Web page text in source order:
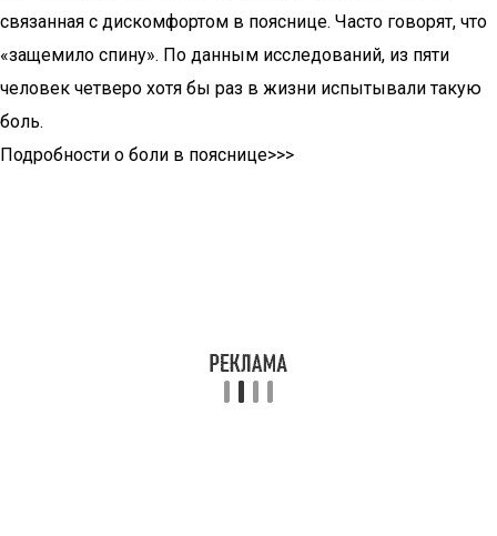
связанная с дискомфортом в пояснице. Часто говорят, что
«защемило спину». По данным исследований, из пяти
человек четверо хотя бы раз в жизни испытывали такую
боль.
Подробности о боли в пояснице>>>